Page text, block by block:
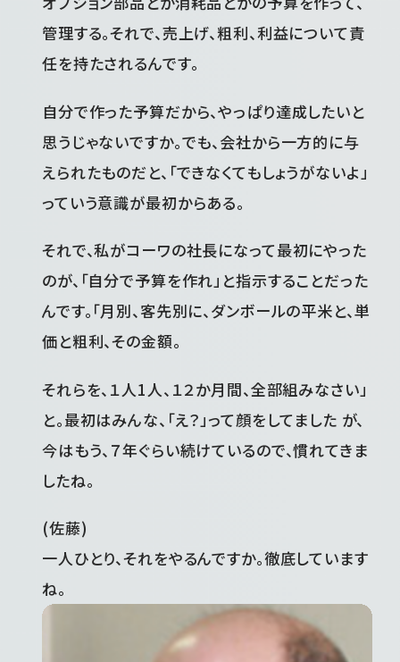
管理する。それで、売上げ、粗利、利益について責
任を持たされるんです。
自分で作った予算だから、やっぱり達成したいと
思うじゃないですか。でも、会社から一方的に与
えられたものだと、「できなくてもしょうがないよ」
っていう意識が最初からある。
それで、私がコーワの社長になって最初にやった
のが、「自分で予算を作れ」と指示することだった
んです。「月別、客先別に、ダンボールの平米と、単
価と粗利、その金額。
それらを、１人1人、１２か月間、全部組みなさい」
と。最初はみんな、「え？」って顔をしてました が、
今はもう、７年ぐらい続けているので、慣れてきま
したね。
(佐藤)
一人ひとり、それをやるんですか。徹底しています
ね。